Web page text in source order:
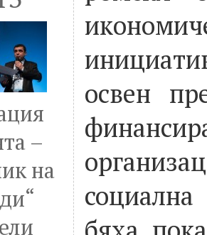
–
на
освен